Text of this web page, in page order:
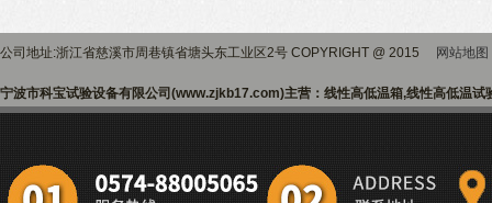
公司地址:浙江省慈溪市周巷镇省塘头东工业区2号 COPYRIGHT @ 2015 网站地图
宁波市科宝试验设备有限公司(www.zjkb17.com)主营：线性高低温箱,线性高低温